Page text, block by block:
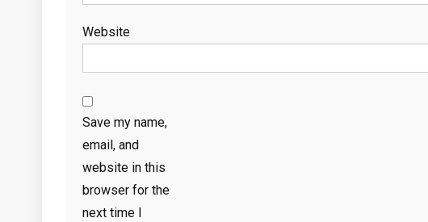
Website
Save my name,
email, and
website in this
browser for the
next time I